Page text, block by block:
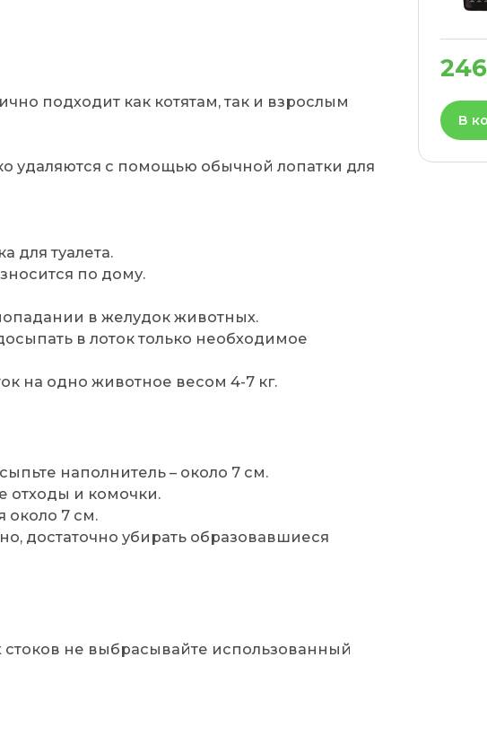
подходит как котятам, так и взрослым
удаляются с помощью обычной лопатки для
для туалета.
по дому.
в желудок животных.
в лоток только необходимое
на одно животное весом 4-7 кг.
наполнитель – около 7 см.
отходы и комочки.
около 7 см.
достаточно убирать образовавшиеся
не выбрасывайте использованный
В